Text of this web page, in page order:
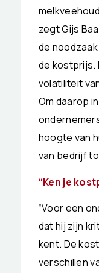
zegt Gijs
de
de kostprijs.
volatiliteit
Om daarop
hoogte van
van bedrijf
“Ken je
“Voor een
dat hij zijn
kent. De
verschillen